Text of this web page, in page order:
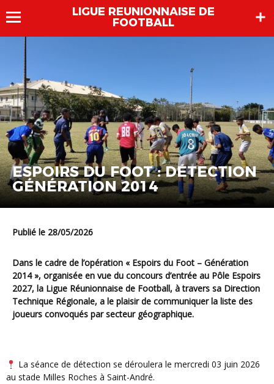
LIGUE REUNIONNAISE DE
FOOTBALL
ESPOIRS DU FOOT : DÉTECTION
GÉNÉRATION 2014
Publié le 28/05/2026
Dans le cadre de l’opération « Espoirs du Foot – Génération
2014 », organisée en vue du concours d’entrée au Pôle Espoirs
2027, la Ligue Réunionnaise de Football, à travers sa Direction
Technique Régionale, a le plaisir de communiquer la liste des
joueurs convoqués par secteur géographique.
La séance de détection se déroulera le mercredi 03 juin 2026
au stade Milles Roches à Saint-André.